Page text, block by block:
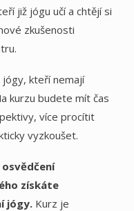
již jógu učí a chtějí si
zkušenosti
jógy, kteří nemají
kurzu budete mít čas
více procítit
vyzkoušet.
získáte
jógy. Kurz je